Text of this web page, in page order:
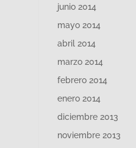
junio 2014
mayo 2014
abril 2014
marzo 2014
febrero 2014
enero 2014
diciembre 2013
noviembre 2013